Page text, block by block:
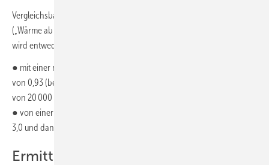
Vergleichsbasis ist ein Referenzgebäude mit einem Nutzwärmebedarf
(„Wärme ab Heizungsraum“) von 18 600 kWh/a. Der Nutzwärmebedarf
wird entweder
● mit einer neuen Gas-Heizung mit einem guten Jahresnutzungsgrad
von 0,93 (bezogen auf den Brennwert) und dann einem Gasbezug
von 20 000 kWh/a oder
● von einer Heizungs-Wärmepumpe mit einer Jahresarbeitszahl von
3,0 und dann mit einem Strombezug von 6200 kWh/a bereitgestellt.
Ermittlung der Energiepreise